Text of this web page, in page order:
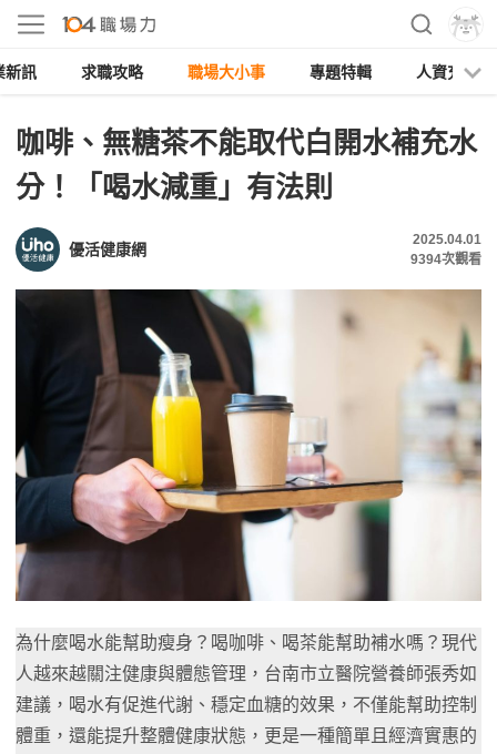
新訊 求職攻略 職場大小事 專題特輯 人資充電
咖啡、無糖茶不能取代白開水補充水
分！「喝水減重」有法則
優活健康網
2025.04.01
9394次觀看
為什麼喝水能幫助瘦身？喝咖啡、喝茶能幫助補水嗎？現代
人越來越關注健康與體態管理，台南市立醫院營養師張秀如
建議，喝水有促進代謝、穩定血糖的效果，不僅能幫助控制
體重，還能提升整體健康狀態，更是一種簡單且經濟實惠的